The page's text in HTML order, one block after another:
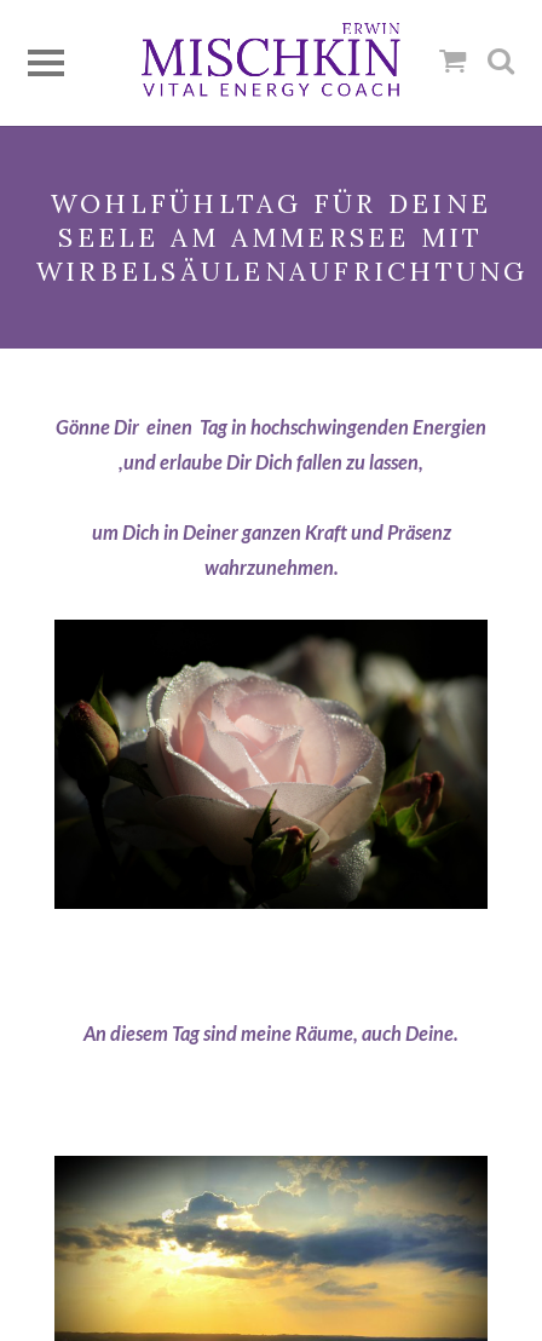
WOHLFÜHLTAG FÜR DEINE
SEELE AM AMMERSEE MIT
WIRBELSÄULENAUFRICHTUNG
Gönne Dir einen Tag in hochschwingenden Energien
,und erlaube Dir Dich fallen zu lassen,
um Dich in Deiner ganzen Kraft und Präsenz
wahrzunehmen.
An diesem Tag sind meine Räume, auch Deine.